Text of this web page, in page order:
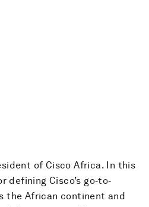
of Cisco Africa. In this
defining Cisco’s go‐to‐
the African continent and